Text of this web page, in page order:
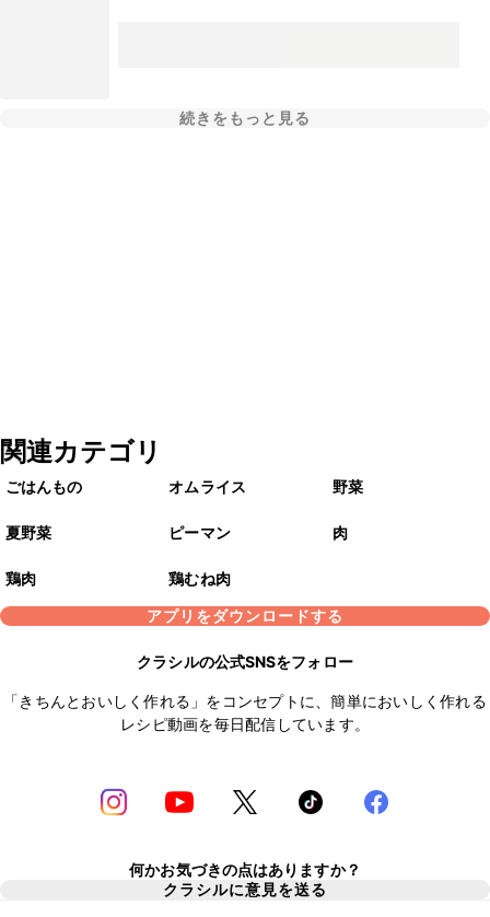
続きをもっと見る
関連カテゴリ
ごはんもの オムライス 野菜
夏野菜 ピーマン 肉
鶏肉
鶏むね肉
アプリをダウンロードする
クラシルの公式SNSをフォロー
「きちんとおいしく作れる」をコンセプトに、簡単においしく作れる
レシピ動画を毎日配信しています。
何かお気づきの点はありますか？
クラシルに意見を送る